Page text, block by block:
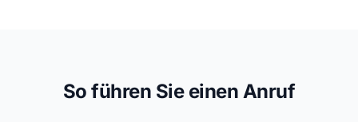
So führen Sie einen Anruf